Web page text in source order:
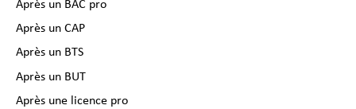
Après un BAC pro
Après un CAP
Après un BTS
Après un BUT
Après une licence pro